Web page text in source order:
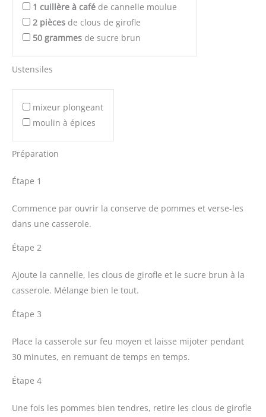
1 cuillère à café de cannelle moulue
2 pièces de clous de girofle
50 grammes de sucre brun
Ustensiles
mixeur plongeant
moulin à épices
Préparation
Étape 1
Commence par ouvrir la conserve de pommes et verse-les
dans une casserole.
Étape 2
Ajoute la cannelle, les clous de girofle et le sucre brun à la
casserole. Mélange bien le tout.
Étape 3
Place la casserole sur feu moyen et laisse mijoter pendant
30 minutes, en remuant de temps en temps.
Étape 4
Une fois les pommes bien tendres, retire les clous de girofle